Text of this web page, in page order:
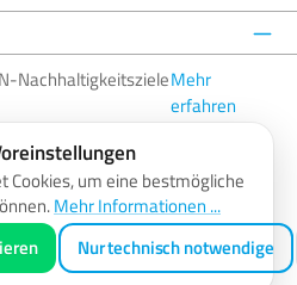
NachhaltigkeitszieleMehr
erfahren
YouTube LinkedIn
Impressum
Widerrufsbelehrung
Vertrag widerrufen
Versandkostenund ggf. Nachnahmegebühren, wenn nicht anders
angegeben.
Cookies, um eine bestmögliche
Mehr Informationen ...
Nur technisch notwendige